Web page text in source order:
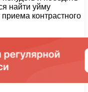
найти уйму
приема контрастного